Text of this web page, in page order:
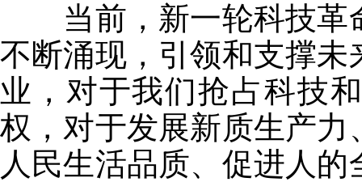
当前，新一轮科技革
不断涌现，引领和支撑
业，对于我们抢占科技
权，对于发展新质生产
人民生活品质、促进人